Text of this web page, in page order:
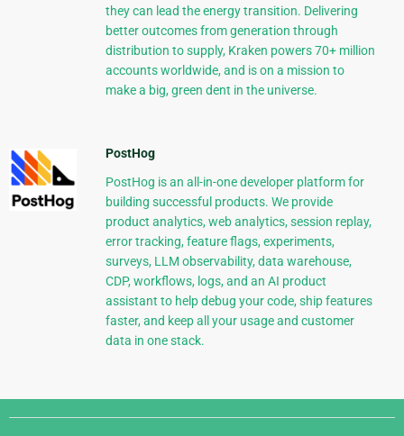
they can lead the energy transition. Delivering
better outcomes from generation through
distribution to supply, Kraken powers 70+ million
accounts worldwide, and is on a mission to
make a big, green dent in the universe.
PostHog
PostHog is an all-in-one developer platform for
building successful products. We provide
product analytics, web analytics, session replay,
error tracking, feature flags, experiments,
surveys, LLM observability, data warehouse,
CDP, workflows, logs, and an AI product
assistant to help debug your code, ship features
faster, and keep all your usage and customer
data in one stack.
Django